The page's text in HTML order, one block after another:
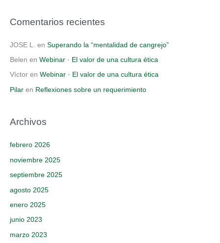
Comentarios recientes
JOSE L. en Superando la “mentalidad de cangrejo”
Belen en Webinar · El valor de una cultura ética
Víctor en Webinar · El valor de una cultura ética
Pilar en Reflexiones sobre un requerimiento
Archivos
febrero 2026
noviembre 2025
septiembre 2025
agosto 2025
enero 2025
junio 2023
marzo 2023